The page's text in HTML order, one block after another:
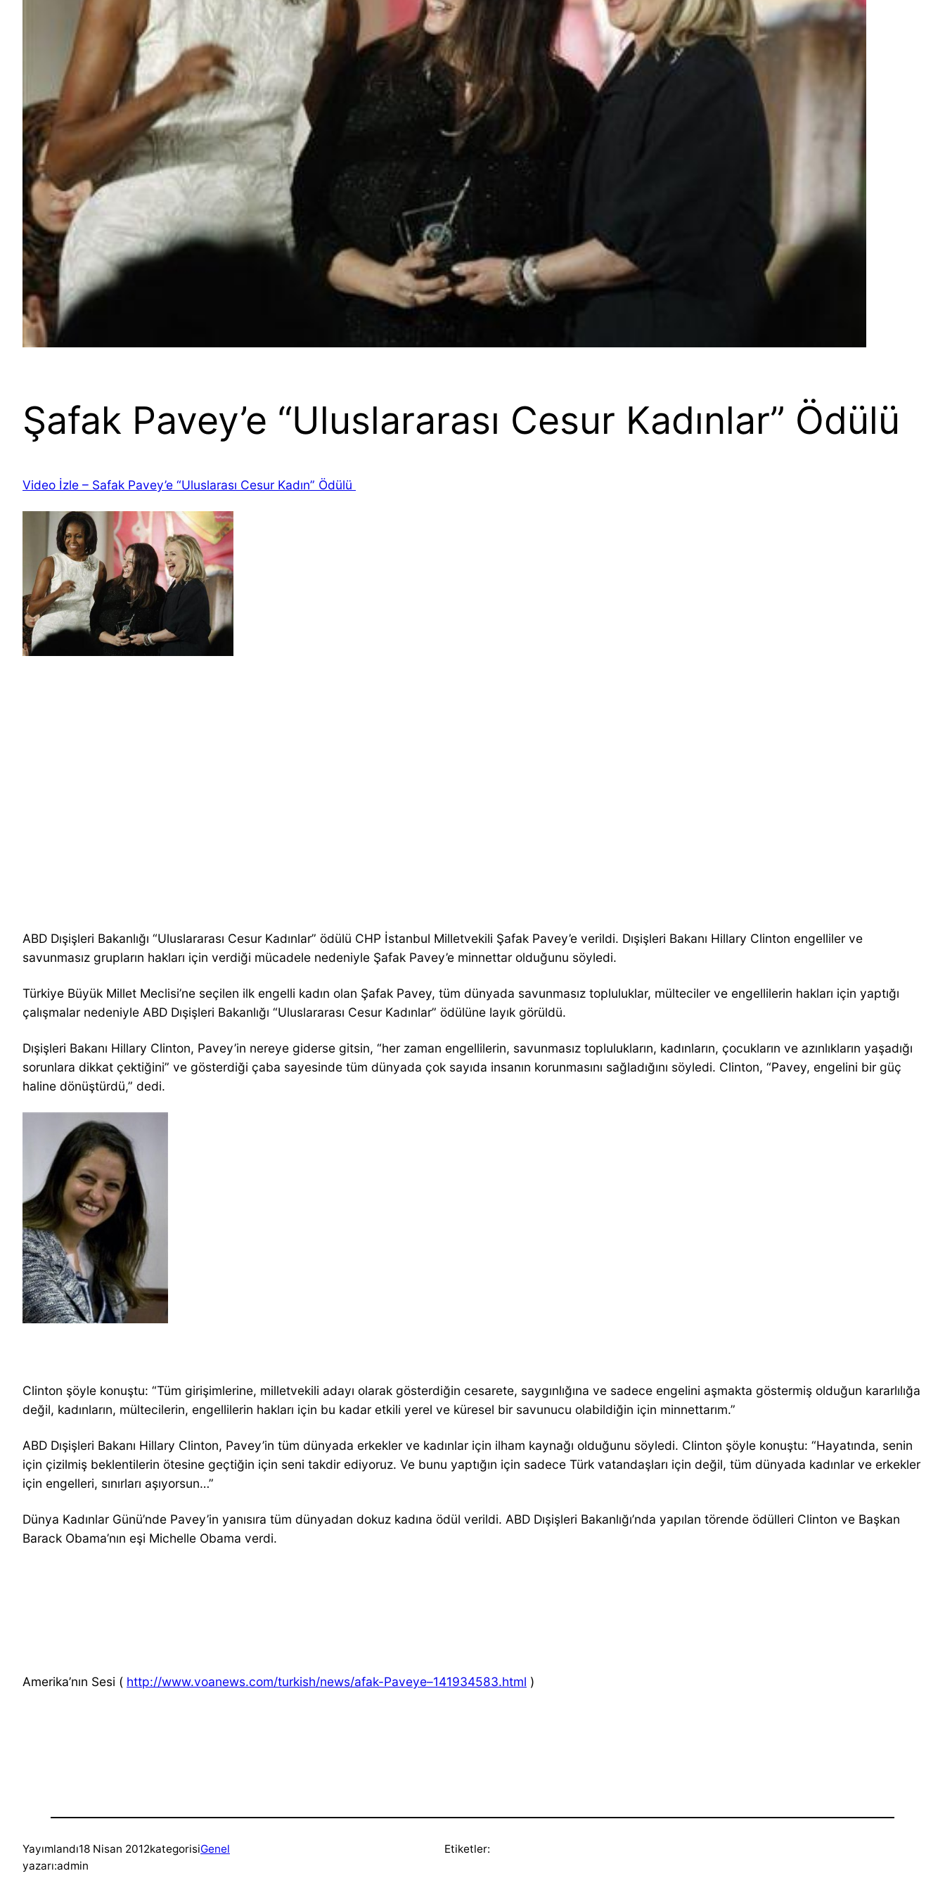
Şafak Pavey’e “Uluslararası Cesur Kadınlar” Ödülü
Video İzle – Safak Pavey’e “Uluslarası Cesur Kadın” Ödülü
ABD Dışişleri Bakanlığı “Uluslararası Cesur Kadınlar” ödülü CHP İstanbul Milletvekili Şafak Pavey’e verildi. Dışişleri Bakanı Hillary Clinton engelliler ve
savunmasız grupların hakları için verdiği mücadele nedeniyle Şafak Pavey’e minnettar olduğunu söyledi.
Türkiye Büyük Millet Meclisi’ne seçilen ilk engelli kadın olan Şafak Pavey, tüm dünyada savunmasız topluluklar, mülteciler ve engellilerin hakları için yaptığı
çalışmalar nedeniyle ABD Dışişleri Bakanlığı “Uluslararası Cesur Kadınlar” ödülüne layık görüldü.
Dışişleri Bakanı Hillary Clinton, Pavey’in nereye giderse gitsin, “her zaman engellilerin, savunmasız toplulukların, kadınların, çocukların ve azınlıkların yaşadığı
sorunlara dikkat çektiğini” ve gösterdiği çaba sayesinde tüm dünyada çok sayıda insanın korunmasını sağladığını söyledi. Clinton, “Pavey, engelini bir güç
haline dönüştürdü,” dedi.
Clinton şöyle konuştu: “Tüm girişimlerine, milletvekili adayı olarak gösterdiğin cesarete, saygınlığına ve sadece engelini aşmakta göstermiş olduğun kararlılığa
değil, kadınların, mültecilerin, engellilerin hakları için bu kadar etkili yerel ve küresel bir savunucu olabildiğin için minnettarım.”
ABD Dışişleri Bakanı Hillary Clinton, Pavey’in tüm dünyada erkekler ve kadınlar için ilham kaynağı olduğunu söyledi. Clinton şöyle konuştu: “Hayatında, senin
için çizilmiş beklentilerin ötesine geçtiğin için seni takdir ediyoruz. Ve bunu yaptığın için sadece Türk vatandaşları için değil, tüm dünyada kadınlar ve erkekler
için engelleri, sınırları aşıyorsun…”
Dünya Kadınlar Günü’nde Pavey’in yanısıra tüm dünyadan dokuz kadına ödül verildi. ABD Dışişleri Bakanlığı’nda yapılan törende ödülleri Clinton ve Başkan
Barack Obama’nın eşi Michelle Obama verdi.
Amerika’nın Sesi ( http://www.voanews.com/turkish/news/afak-Paveye–141934583.html )
Yayımlandı18 Nisan 2012kategorisiGenel
yazarı:admin
Etiketler: